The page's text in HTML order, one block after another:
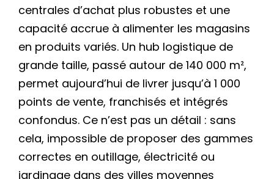
centrales d’achat plus robustes et une
capacité accrue à alimenter les magasins
en produits variés. Un hub logistique de
grande taille, passé autour de 140 000 m²,
permet aujourd’hui de livrer jusqu’à 1 000
points de vente, franchisés et intégrés
confondus. Ce n’est pas un détail : sans
cela, impossible de proposer des gammes
correctes en outillage, électricité ou
jardinage dans des villes moyennes